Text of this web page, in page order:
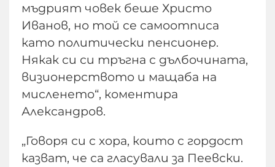
мъдрият човек беше Христо
Иванов, но той се самоотписа
като политически пенсионер.
Някак си си тръгна с дълбочината,
визионерството и мащаба на
мисленето“, коментира
Александров.
„Говоря си с хора, които с гордост
казват, че са гласували за Пеевски.